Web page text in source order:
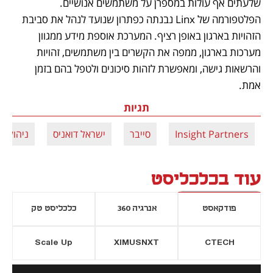
אמת.
תגיות
Insight Partners סייבר ישראל דואניס ניהול
עוד בכלכליסט
פודקאסט אנרגיה 360 כלכליסט טק
CTECH
XIMUSNXT
Scale Up
נפתח בכרטיסייה חדשה חדשה